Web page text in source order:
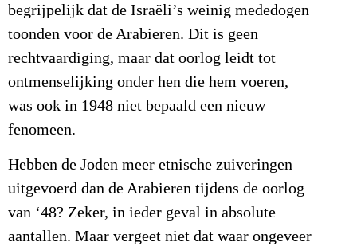
begrijpelijk dat de Israëli’s weinig mededogen
toonden voor de Arabieren. Dit is geen
rechtvaardiging, maar dat oorlog leidt tot
ontmenselijking onder hen die hem voeren,
was ook in 1948 niet bepaald een nieuw
fenomeen.
Hebben de Joden meer etnische zuiveringen
uitgevoerd dan de Arabieren tijdens de oorlog
van ‘48? Zeker, in ieder geval in absolute
aantallen. Maar vergeet niet dat waar ongeveer